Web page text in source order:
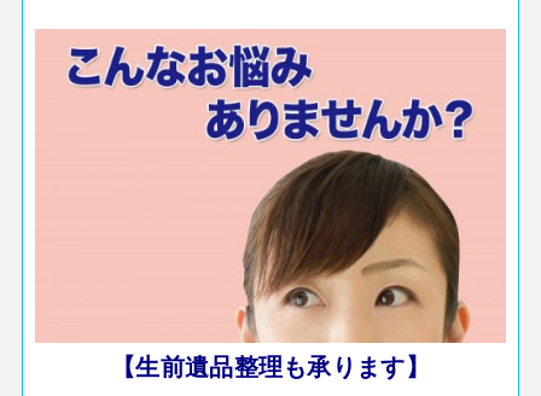
【生前遺品整理も承ります】